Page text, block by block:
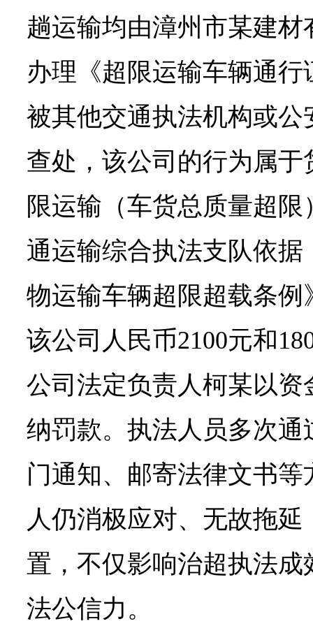
趟运输均由漳州市某建
办理《超限运输车辆通
被其他交通执法机构或
查处，该公司的行为属
限运输（车货总质量超
通运输综合执法支队依
物运输车辆超限超载条
该公司人民币2100元和
公司法定负责人柯某以
纳罚款。执法人员多次
门通知、邮寄法律文书
人仍消极应对、无故拖
置，不仅影响治超执法
法公信力。